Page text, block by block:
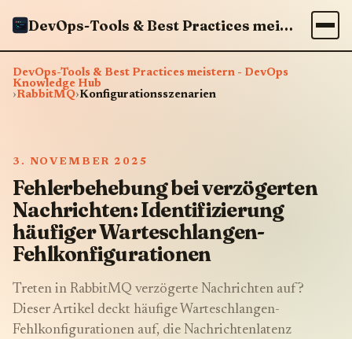
DevOps-Tools & Best Practices meistern - DevOps Knowledge Hub
DevOps-Tools & Best Practices meistern - DevOps
Knowledge Hub
›RabbitMQ›Konfigurationsszenarien
3. NOVEMBER 2025
Fehlerbehebung bei verzögerten
Nachrichten: Identifizierung
häufiger Warteschlangen-
Fehlkonfigurationen
Treten in RabbitMQ verzögerte Nachrichten auf?
Dieser Artikel deckt häufige Warteschlangen-
Fehlkonfigurationen auf, die Nachrichtenlatenz